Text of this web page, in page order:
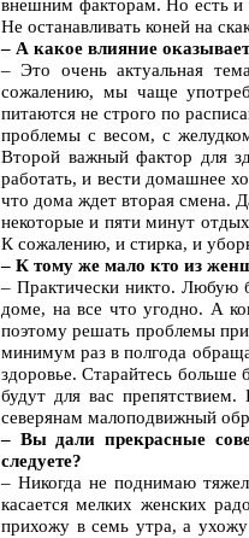
внешним факторам. Но есть
Не останавливать коней на
– А какое влияние
– Это очень актуальная
сожалению, мы чаще
питаются не строго по
проблемы с весом, с
Второй важный фактор для
работать, и вести домашнее
что дома ждет вторая смена.
некоторые и пяти минут
К сожалению, и стирка, и
– К тому же мало кто из
– Практически никто. Любую
доме, на все что угодно. А
поэтому решать проблемы
минимум раз в полгода
здоровье. Старайтесь больше
будут для вас
северянам малоподвижный
– Вы дали прекрасные
следуете?
– Никогда не поднимаю
касается мелких женских
прихожу в семь утра, а